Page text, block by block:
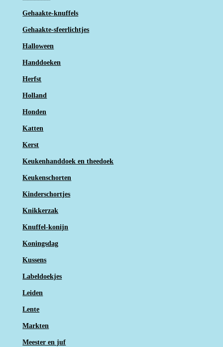
Gehaakte-knuffels
Gehaakte-sfeerlichtjes
Halloween
Handdoeken
Herfst
Holland
Honden
Katten
Kerst
Keukenhanddoek en theedoek
Keukenschorten
Kinderschortjes
Knikkerzak
Knuffel-konijn
Koningsdag
Kussens
Labeldoekjes
Leiden
Lente
Markten
Meester en juf